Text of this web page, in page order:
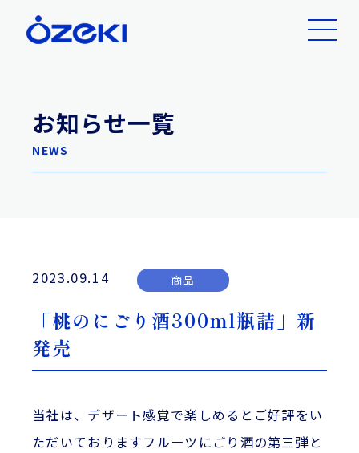
お知らせ一覧
NEWS
2023.09.14 商品
「桃のにごり酒300ml瓶詰」新
発売
当社は、デザート感覚で楽しめるとご好評をい
ただいておりますフルーツにごり酒の第三弾と